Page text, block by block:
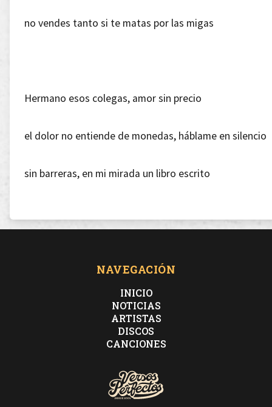
no vendes tanto si te matas por las migas
Hermano esos colegas, amor sin precio
el dolor no entiende de monedas, háblame en silencio
sin barreras, en mi mirada un libro escrito
controles rotos
Lukina no es distinto, es que suda de vosotros
ni en fotos, lo pongo detrás de la raya como el
Chu-Chulito y flaco tu envidia la noto,
NAVEGACIÓN
INICIO
NOTICIAS
ARTISTAS
DISCOS
CANCIONES